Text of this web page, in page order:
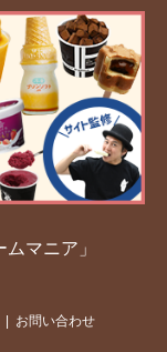
マニア」
お問い合わせ